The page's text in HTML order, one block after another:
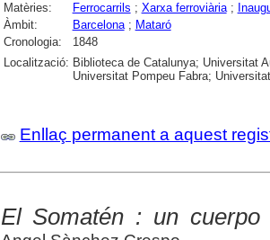
Matèries: Ferrocarrils ; Xarxa ferroviària;
Àmbit:
Barcelona; Mataró
Cronologia:
1848
Localització: Biblioteca de Catalunya; Universitat
Universitat Pompeu Fabra;
Enllaç permanent a aquest
El Somatén : un